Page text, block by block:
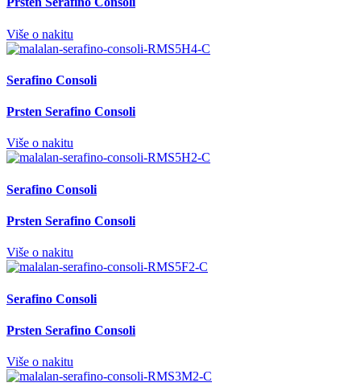
Više o nakitu
Serafino Consoli
Prsten Serafino Consoli
Više o nakitu
Serafino Consoli
Prsten Serafino Consoli
Više o nakitu
Serafino Consoli
Prsten Serafino Consoli
Više o nakitu